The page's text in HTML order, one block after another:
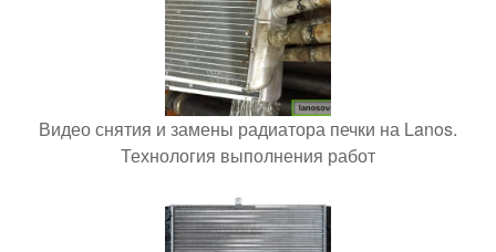
Видео снятия и замены радиатора печки на Lanos.
Технология выполнения работ